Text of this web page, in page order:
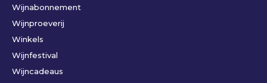
Wijnabonnement
Wijnproeverij
Winkels
Wijnfestival
Wijncadeaus